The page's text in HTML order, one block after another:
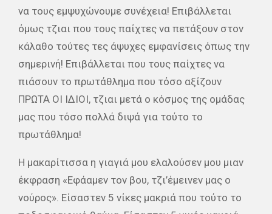
να τους εμψυχώνουμε συνέχεια! Επιβάλλεται
όμως τζιαι που τους παίχτες να πετάξουν στον
κάλαθο τούτες τες άψυχες εμφανίσεις όπως την
σημερινή! Επιβάλλεται που τους παίχτες να
πιάσουν το πρωτάθλημα που τόσο αξίζουν
ΠΡΩΤΑ ΟΙ ΙΔΙΟΙ, τζιαι μετά ο κόσμος της ομάδας
μας που τόσο πολλά διψά για τούτο το
πρωτάθλημα!
Η μακαρίτισσα η γιαγιά μου ελαλούσεν μου μιαν
έκφραση «Εφάαμεν τον βου, τζι’έμεινεν μας ο
νούρος». Είσαστεν 5 νίκες μακριά που τούτο το